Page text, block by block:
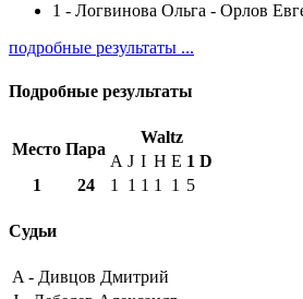
1 - Логвинова Ольга - Орлов
подробные результаты ...
Подробные результаты
Место Пара
Waltz
A J I H E 1 D
1
24 1 1 1 1 1 5
Судьи
A - Дивцов Дмитрий